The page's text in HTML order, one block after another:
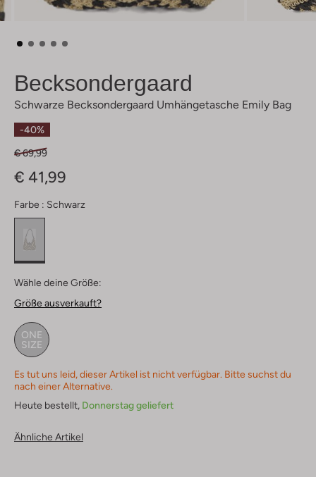
Becksondergaard
Schwarze Becksondergaard Umhängetasche Emily Bag
-40%
€ 69,99
€ 41,99
Farbe : Schwarz
Wähle deine Größe:
Größe ausverkauft?
ONE
SIZE
Es tut uns leid, dieser Artikel ist nicht verfügbar. Bitte suchst du
nach einer Alternative.
Heute bestellt, Donnerstag geliefert
Ähnliche Artikel